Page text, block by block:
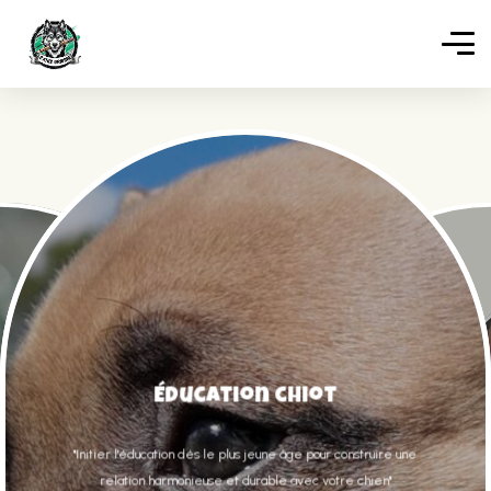
Éducation chiot
"Initier l'éducation dés le plus jeune âge pour construire une
relation harmonieuse et durable avec votre chien"